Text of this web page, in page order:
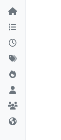
Skip to content